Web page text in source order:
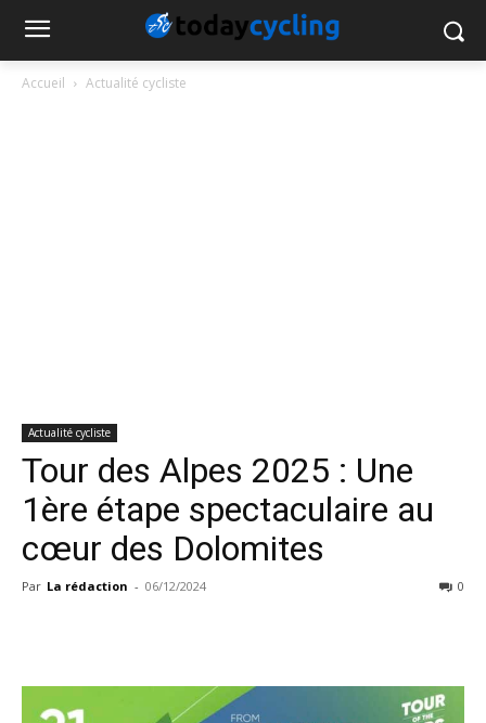
Accueil Actualité cycliste
Actualité cycliste
Tour des Alpes 2025 : Une
1ère étape spectaculaire au
cœur des Dolomites
Par La rédaction - 06/12/2024 0